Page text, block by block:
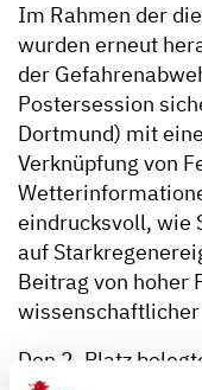
Im Rahmen der
wurden erneut
der
Postersession
Dortmund) mit
Verknüpfung von
eindrucksvoll, wie
auf
Beitrag von hoher
Den 2. Platz